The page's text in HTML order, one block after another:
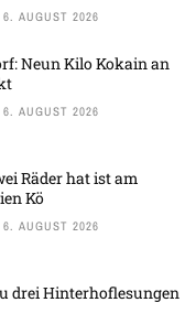
6. AUGUST 2026
Neun Kilo Kokain an
6. AUGUST 2026
Räder hat ist am
Kö
6. AUGUST 2026
drei Hinterhoflesungen